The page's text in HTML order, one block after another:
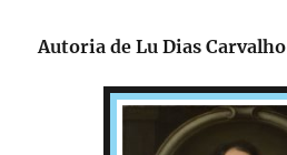
Autoria de Lu Dias Carvalho